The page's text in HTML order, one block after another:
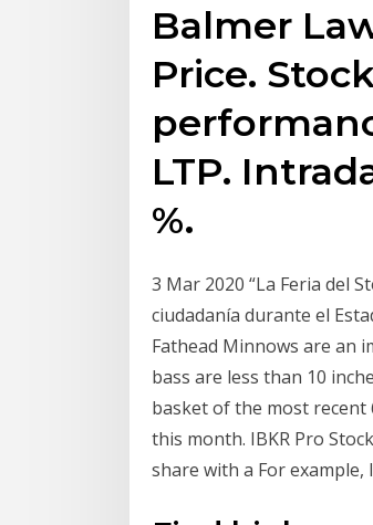
Balmer
Price.
LTP.
%.
3 Mar 2020 “La Feria del
ciudadanía durante el
Fathead Minnows are an
bass are less than 10
basket of the most recent
this month. IBKR Pro
share with a For